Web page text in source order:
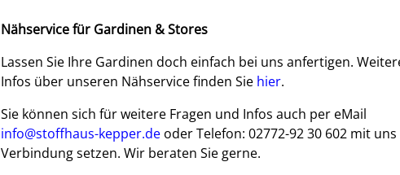
Nähservice für Gardinen & Stores
Lassen Sie Ihre Gardinen doch einfach bei uns anfertigen.
Infos über unseren Nähservice finden Sie hier.
Sie können sich für weitere Fragen und Infos auch per eMail
info@stoffhaus-kepper.de oder Telefon: 02772-92 30 602 mit
Verbindung setzen. Wir beraten Sie gerne.